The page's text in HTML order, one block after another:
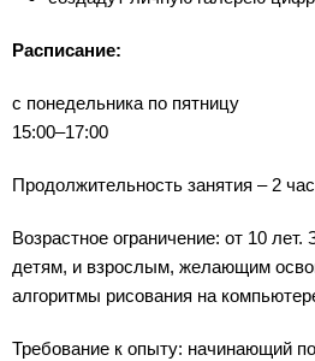
Расписание:
с понедельника по пятницу
15:00–17:00
Продолжительность занятия – 2
Возрастное ограничение: от 10 лет.
детям, и взрослым, желающим
алгоритмы рисования на
Требование к опыту: начинающий